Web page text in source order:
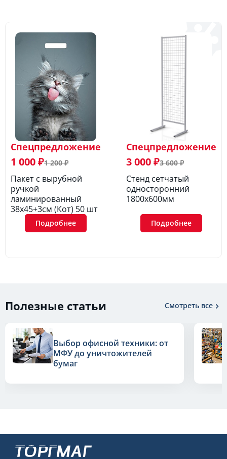
Спецпредложение
1 000 ₽1 200 ₽
Пакет с вырубной
ручкой
ламинированный
38х45+3см (Кот) 50 шт
Подробнее
Спецпредложение
3 000 ₽3 600 ₽
Стенд сетчатый
односторонний
1800х600мм
Подробнее
Полезные статьи Смотреть все
Выбор офисной техники: от
МФУ до уничтожителей
бумаг